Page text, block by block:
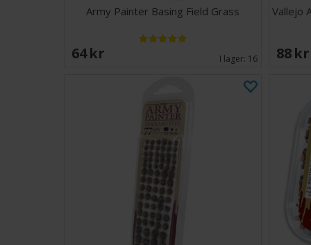
Army Painter Basing Field Grass
64 SEK I lager: 16
Vallejo
88